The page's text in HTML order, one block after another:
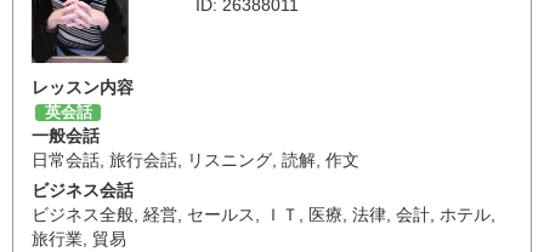
ID: 26388011
レッスン内容
英会話
一般会話
日常会話 旅行会話 リスニング 読解 作文
ビジネス会話
ビジネス全般 経営 セールス ＩＴ 医療 法律 会計 ホテル
旅行業 貿易